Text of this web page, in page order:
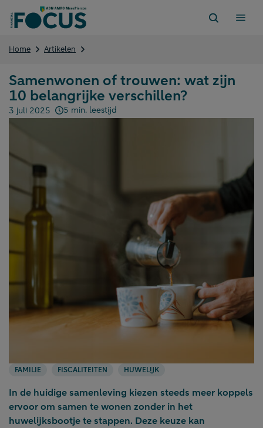
naar
Home Artikelen
wat
zijn
10
belangrijke
Samenwonen of trouwen: wat zijn
10 belangrijke verschillen?
Gepubliceerd op:
3 juli 2025 5 min. leestijd
FAMILIE FISCALITEITEN HUWELIJK
In de huidige samenleving kiezen steeds meer koppels
ervoor om samen te wonen zonder in het
huwelijksbootje te stappen. Deze keuze kan